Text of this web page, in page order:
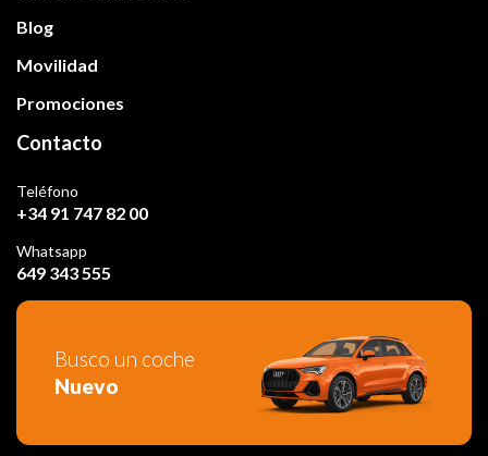
Blog
Movilidad
Promociones
Contacto
Teléfono
+34 91 747 82 00
Whatsapp
649 343 555
Busco un coche
Nuevo